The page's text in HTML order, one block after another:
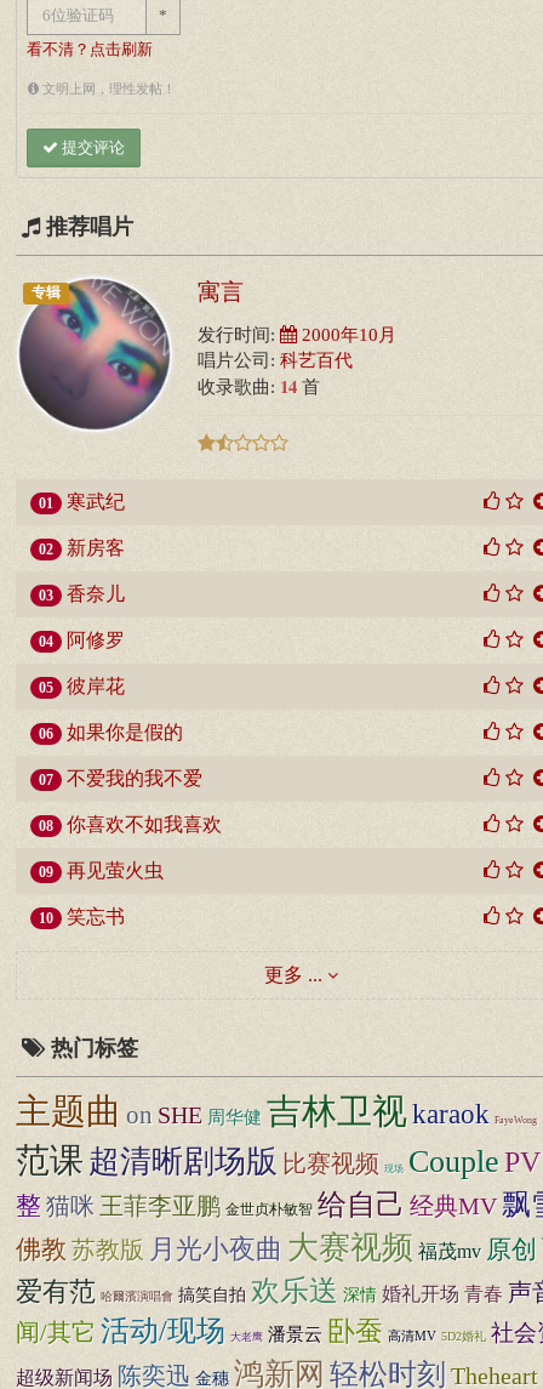
*
看不清？点击刷新
文明上网，理性发帖！
提交评论
推荐唱片
专辑 寓言
发行时间: 2000年10月
唱片公司: 科艺百代
收录歌曲: 14 首
01 寒武纪
02 新房客
03 香奈儿
04 阿修罗
05 彼岸花
06 如果你是假的
07 不爱我的我不爱
08 你喜欢不如我喜欢
09 再见萤火虫
10 笑忘书
更多 ...
热门标签
主题曲 on SHE 周华健 吉林卫视karaok FayeWong
范课超清晰剧场版 比赛视频 现场 CouplePV
整猫咪 王菲李亚鹏 金世贞朴敏智 给自己 经典MV 飘
佛教苏教版 月光小夜曲 大赛视频 福茂mv 原创
爱有范 哈爾濱演唱會 搞笑自拍 欢乐送 深情 婚礼开场 青春 声
闻/其它 活动/现场 大老鹰 潘景云 卧蚕 高清MV 5D2婚礼 社会
超级新闻场 陈奕迅 金穗 鸿新网 轻松时刻Theheart